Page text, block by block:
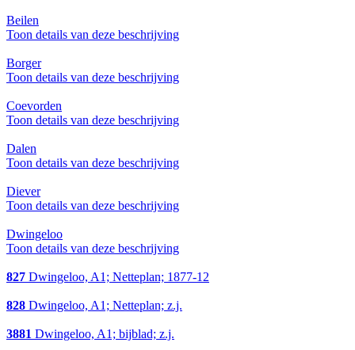
Beilen
Toon details van deze beschrijving
Borger
Toon details van deze beschrijving
Coevorden
Toon details van deze beschrijving
Dalen
Toon details van deze beschrijving
Diever
Toon details van deze beschrijving
Dwingeloo
Toon details van deze beschrijving
827 Dwingeloo, A1; Netteplan; 1877-12
828 Dwingeloo, A1; Netteplan; z.j.
3881 Dwingeloo, A1; bijblad; z.j.